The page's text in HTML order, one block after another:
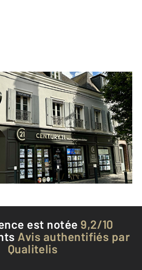
21 Maitrejean Immobilier
Mathurin Régnier
CHARTRES - 28000
Envoyer un message
Téléphoner à l'agence
est notée 9,2/10
Avis authentifiés par
Qualitelis